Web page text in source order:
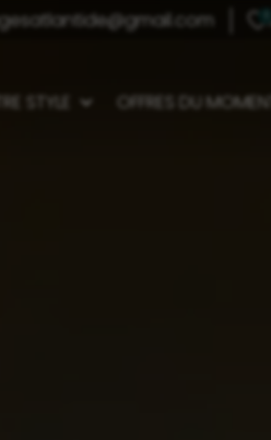
STYLE OFFRES DU MOMENT